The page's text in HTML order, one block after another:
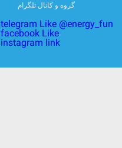
گروه و کانال تلگرام
telegram Like @energy_fun
facebook Like
instagram link